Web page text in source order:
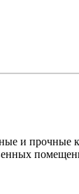
и прочные